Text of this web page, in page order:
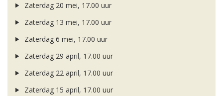
Zaterdag 20 mei, 17.00 uur
Zaterdag 13 mei, 17.00 uur
Zaterdag 6 mei, 17.00 uur
Zaterdag 29 april, 17.00 uur
Zaterdag 22 april, 17.00 uur
Zaterdag 15 april, 17.00 uur